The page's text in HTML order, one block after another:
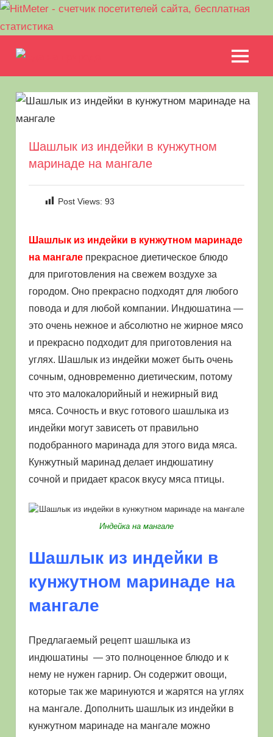
содержимому
природе
пикника.
приготовить
природе
кроме
МЕНЮ
Шашлык из индейки в кунжутном
маринаде на мангале
Post Views: 93
Шашлык из индейки в кунжутном маринаде
на мангалепрекрасное диетическое блюдо
для приготовления на свежем воздухе за
городом. Оно прекрасно подходят для любого
повода и для любой компании. Индюшатина —
это очень нежное и абсолютно не жирное мясо
и прекрасно подходит для приготовления на
углях. Шашлык из индейки может быть очень
сочным, одновременно диетическим, потому
что это малокалорийный и нежирный вид
мяса. Сочность и вкус готового шашлыка из
индейки могут зависеть от правильно
подобранного маринада для этого вида мяса.
Кунжутный маринад делает индюшатину
сочной и придает красок вкусу мяса птицы.
Индейка на мангале
Шашлык из индейки в
кунжутном маринаде на
мангале
Предлагаемый рецепт шашлыка из
индюшатины — это полноценное блюдо и к
нему не нужен гарнир. Он содержит овощи,
которые так же маринуются и жарятся на углях
на мангале. Дополнить шашлык из индейки в
кунжутном маринаде на мангале можно